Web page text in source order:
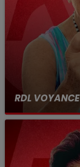
RDL VOYANCE
16 février 2024